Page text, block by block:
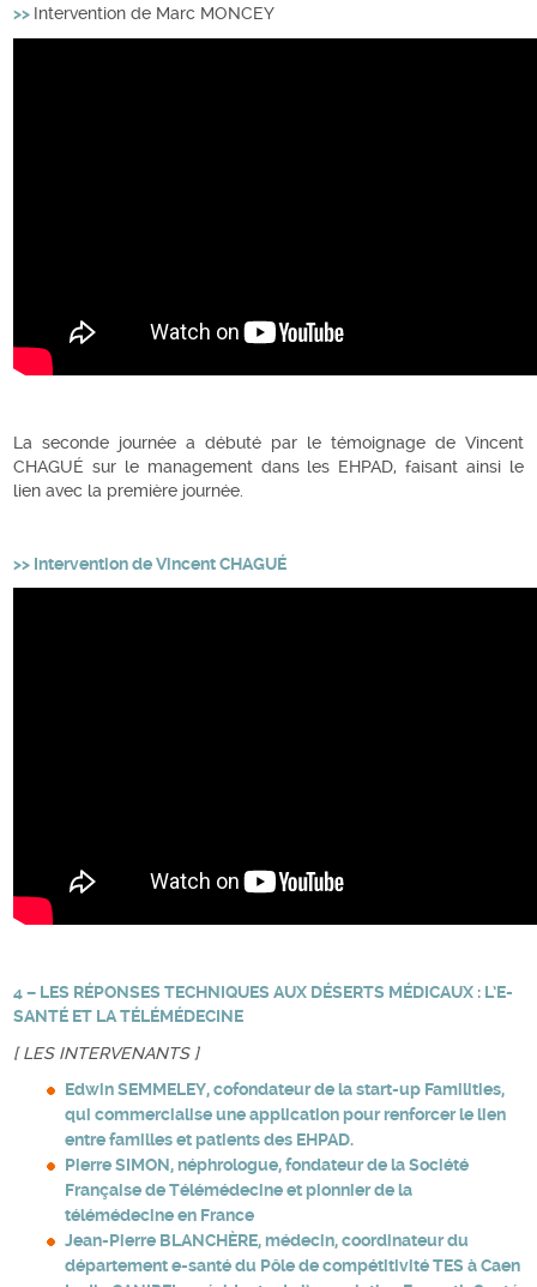
>> Intervention de Marc MONCEY
La seconde journée a débuté par le témoignage de Vincent
CHAGUÉ sur le management dans les EHPAD, faisant ainsi le
lien avec la première journée.
>> Intervention de Vincent CHAGUÉ
4 – LES RÉPONSES TECHNIQUES AUX DÉSERTS MÉDICAUX : L’E-
SANTÉ ET LA TÉLÉMÉDECINE
[ LES INTERVENANTS ]
Edwin SEMMELEY, cofondateur de la start-up Familities,
qui commercialise une application pour renforcer le lien
entre familles et patients des EHPAD.
Pierre SIMON, néphrologue, fondateur de la Société
Française de Télémédecine et pionnier de la
télémédecine en France
Jean-Pierre BLANCHÈRE, médecin, coordinateur du
département e-santé du Pôle de compétitivité TES à Caen